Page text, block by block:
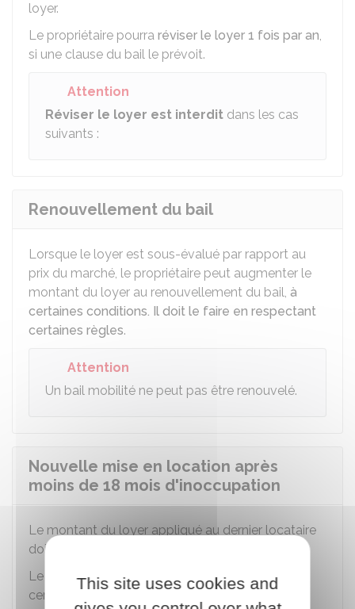
loyer.
Le propriétaire pourra réviser le loyer 1 fois par an,
si une clause du bail le prévoit.
Attention
Réviser le loyer est interdit dans les cas
suivants :
Renouvellement du bail
Lorsque le loyer est sous-évalué par rapport au
prix du marché, le propriétaire peut augmenter le
montant du loyer au renouvellement du bail, à
certaines conditions. Il doit le faire en respectant
certaines règles.
Attention
Un bail mobilité ne peut pas être renouvelé.
Nouvelle mise en location après
moins de 18 mois d'inoccupation
Le montant du loyer appliqué au dernier locataire
doit figurer dans le
Le propriétaire peut augmenter ce loyer dans
certains cas seulement.
This site uses cookies and